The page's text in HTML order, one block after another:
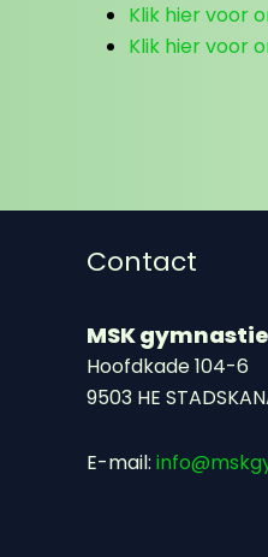
Klik hier voor
Klik hier voor
Contact
MSK
Hoofdkade 104-6
9503 HE
E-mail: